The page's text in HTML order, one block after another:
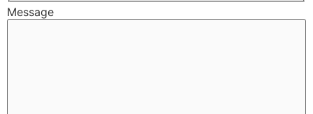
Message